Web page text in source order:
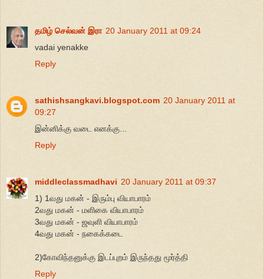
தமிழ் செல்வன் இரா 20 January 2011 at 09:24
vadai yenakke
Reply
sathishsangkavi.blogspot.com 20 January 2011 at
09:27
இன்னிக்கு வடை எனக்கு...
Reply
middleclassmadhavi 20 January 2011 at 09:37
1) 1வது மகன் - இரும்பு வியாபாரம்
2வது மகன் - மளிகை வியாபாரம்
3வது மகன் - ஜவுளி வியாபாரம்
4வது மகன் - நகைக்கடை
2)கோவிந்தனுக்கு இடப்புறம் இருந்தது மூர்த்தி
Reply